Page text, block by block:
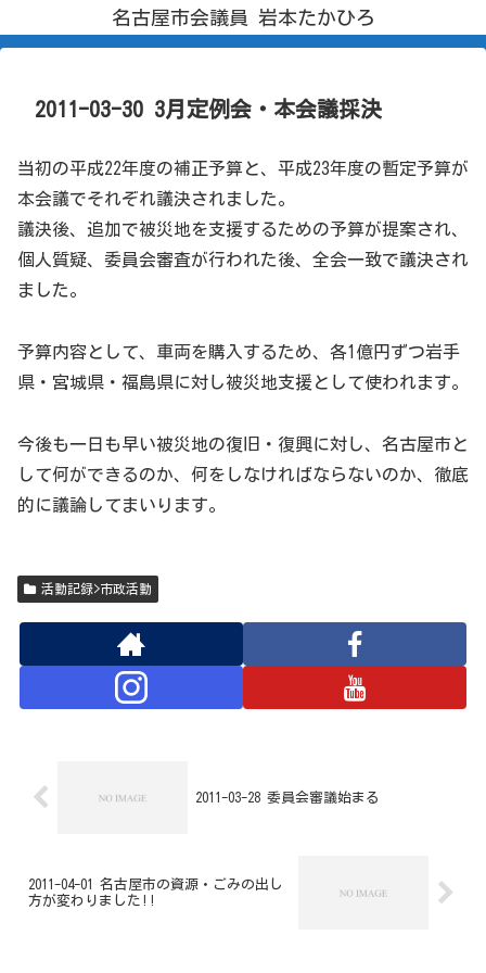
名古屋市会議員 岩本たかひろ
2011-03-30 3月定例会・本会議採決
当初の平成22年度の補正予算と、平成23年度の暫定予算が
本会議でそれぞれ議決されました。
議決後、追加で被災地を支援するための予算が提案され、
個人質疑、委員会審査が行われた後、全会一致で議決され
ました。
予算内容として、車両を購入するため、各1億円ずつ岩手
県・宮城県・福島県に対し被災地支援として使われます。
今後も一日も早い被災地の復旧・復興に対し、名古屋市と
して何ができるのか、何をしなければならないのか、徹底
的に議論してまいります。
活動記録>市政活動
2011-03-28 委員会審議始まる
2011-04-01 名古屋市の資源・ごみの出し
方が変わりました!!